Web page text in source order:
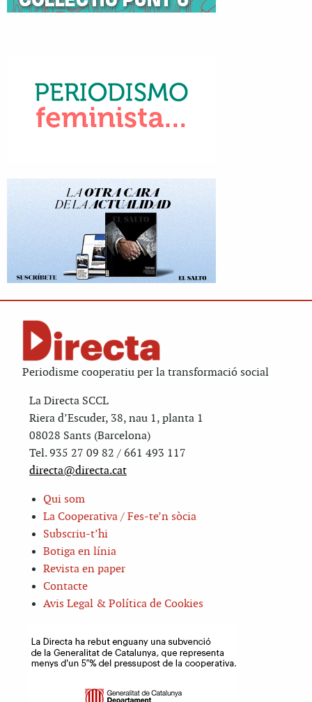
Periodisme cooperatiu per la transformació social
La Directa SCCL
Riera d’Escuder, 38, nau 1, planta 1
08028 Sants (Barcelona)
Tel. 935 27 09 82 / 661 493 117
directa@directa.cat
Qui som
La Cooperativa / Fes-te’n sòcia
Subscriu-t’hi
Botiga en línia
Revista en paper
Contacte
Avis Legal & Política de Cookies